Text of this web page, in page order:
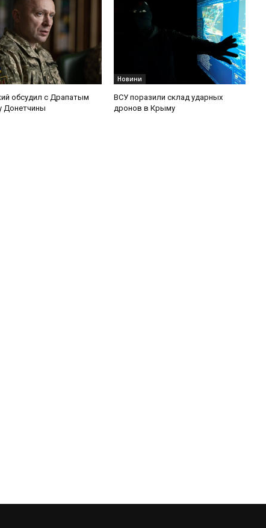
обсудил с Драпатым
Донетчины
Новини
ВСУ поразили склад ударных
дронов в Крыму